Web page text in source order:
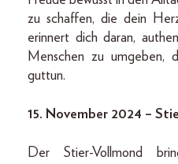
zu schaffen, die dein
erinnert dich daran,
Menschen zu umgeben,
guttun.
15. November 2024 –
Der Stier-Vollmond